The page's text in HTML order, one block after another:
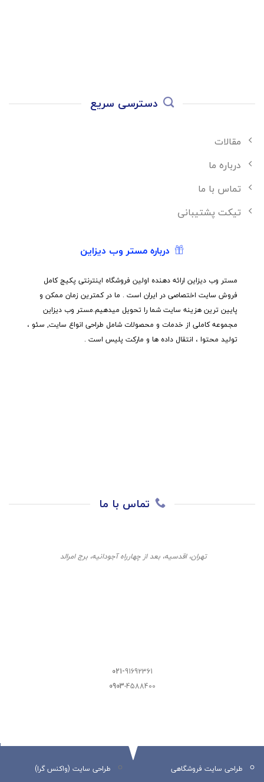
دسترسی سریع
مقالات
درباره ما
تماس با ما
تیکت پشتیبانی
درباره مستر وب دیزاین
مستر وب دیزاین ارائه دهنده اولین فروشگاه اینترنتی پکیج کامل
فروش سایت اختصاصی در ایران است . ما در کمترین زمان ممکن و
پایین ترین هزینه سایت شما را تحویل میدهیم.مستر وب دیزاین
مجموعه کاملی از خدمات و محصولات شامل طراحی انواع سایت, سئو ،
تولید محتوا ، انتقال داده ها و مارکت پلیس است .
تماس با ما
تهران، اقدسیه، بعد از چهارراه آجودانیه، برج امرالد
021-91692361
0903-4588400
طراحی سایت فروشگاهی
طراحی سایت (واکنس گرا)